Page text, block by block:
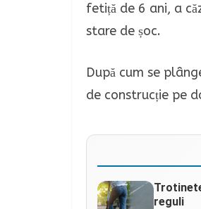
fetiță de 6 ani, a
stare de șoc.
După cum se
de construcție pe
reguli